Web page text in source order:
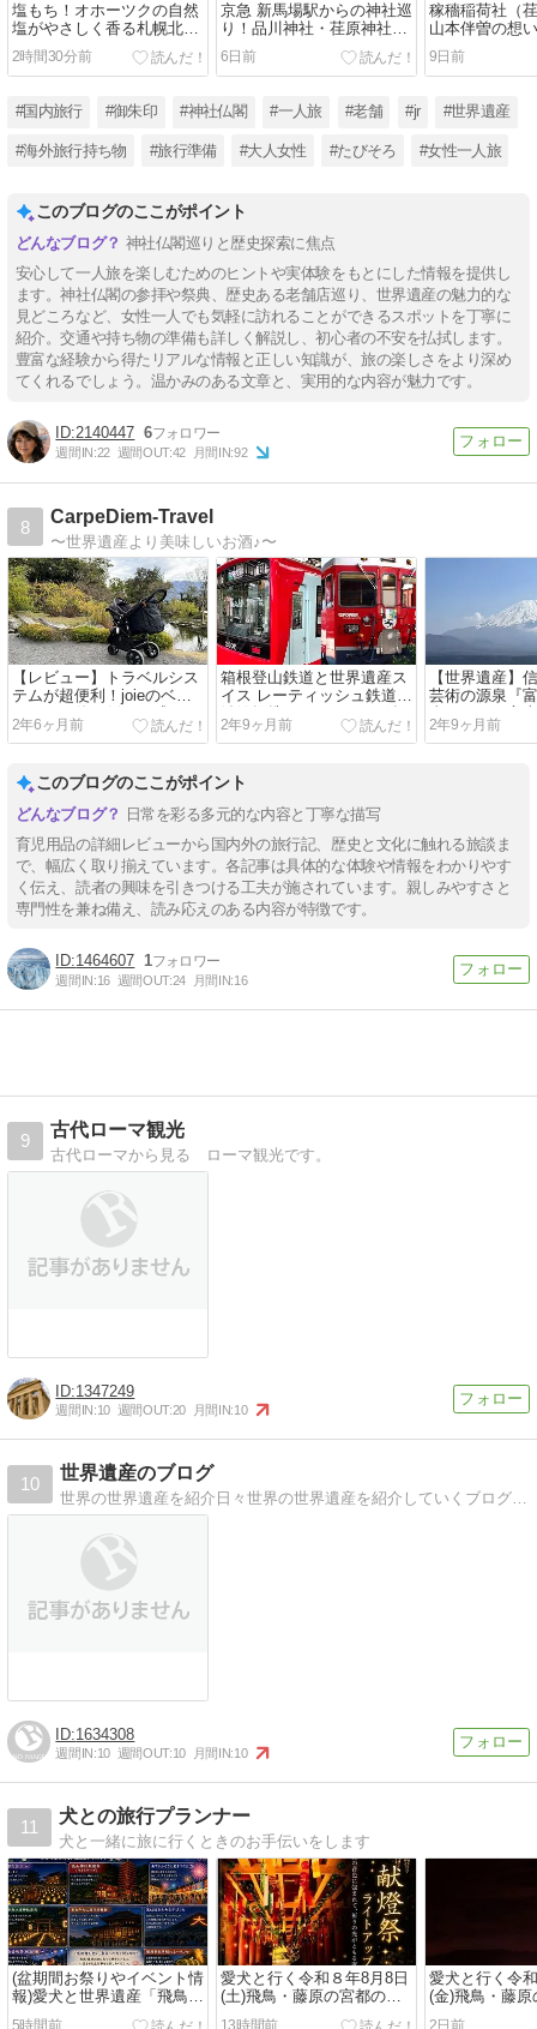
塩もち！オホーツクの自然
塩がやさしく香る札幌北広
島クラッセホテルのお土産
【北海道みやげ】
2時間30分前
京急 新馬場駅からの神社巡
り！品川神社・荏原神社を
巡る約二時間コース
6日前
稼穡稲荷社（
山本伴曽の想
る神社巡り（
区）
9日前
#国内旅行 #御朱印 #神社仏閣 #一人旅 #老舗 #jr #世界遺産
#海外旅行持ち物 #旅行準備 #大人女性 #たびそろ #女性一人旅
このブログのここがポイント
神社仏閣巡りと歴史探索に焦点
安心して一人旅を楽しむためのヒントや実体験をもとにした情報を提供し
ます。神社仏閣の参拝や祭典、歴史ある老舗店巡り、世界遺産の魅力的な
見どころなど、女性一人でも気軽に訪れることができるスポットを丁寧に
紹介。交通や持ち物の準備も詳しく解説し、初心者の不安を払拭します。
豊富な経験から得たリアルな情報と正しい知識が、旅の楽しさをより深め
てくれるでしょう。温かみのある文章と、実用的な内容が魅力です。
2140447 6
週間IN:22 週間OUT:42 月間IN:92
8
CarpeDiem-Travel
〜世界遺産より美味しいお酒♪〜
【レビュー】トラベルシス
テムが超便利！joieのベビ
ーカーを使い倒して感じた
メリット・デメリットを大
2年6ヶ月前
箱根登山鉄道と世界遺産ス
イス レーティッシュ鉄道！
姉妹提携している2つの鉄
道を乗り比べてみた！
2年9ヶ月前
【世界遺産】
芸術の源泉『
喫するには富
オススメ！
2年9ヶ月前
このブログのここがポイント
日常を彩る多元的な内容と丁寧な描写
育児用品の詳細レビューから国内外の旅行記、歴史と文化に触れる旅談ま
で、幅広く取り揃えています。各記事は具体的な体験や情報をわかりやす
く伝え、読者の興味を引きつける工夫が施されています。親しみやすさと
専門性を兼ね備え、読み応えのある内容が特徴です。
1464607 1
週間IN:16 週間OUT:24 月間IN:16
9
古代ローマ観光
古代ローマから見る ローマ観光です。
1347249
週間IN:10 週間OUT:20 月間IN:10
10
世界遺産のブログ
世界の世界遺産を紹介日々世界の世界遺産を紹介していくブログです
1634308
週間IN:10 週間OUT:10 月間IN:10
11
犬との旅行プランナー
犬と一緒に旅に行くときのお手伝いをします
(盆期間お祭りやイベント情
報)愛犬と世界遺産「飛鳥・
藤原の宮都」散策とともに
5時間前
愛犬と行く令和８年8月8日
(土)飛鳥・藤原の宮都の
町、天気状況と談山神社献
13時間前
愛犬と行く令
(金)飛鳥・藤原
町、天気状況
2日前